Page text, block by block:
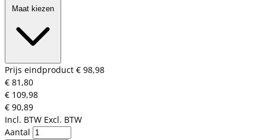
Maat kiezen
Prijs eindproduct € 98,98
€ 81,80
€ 109,98
€ 90,89
Incl. BTW Excl. BTW
Aantal